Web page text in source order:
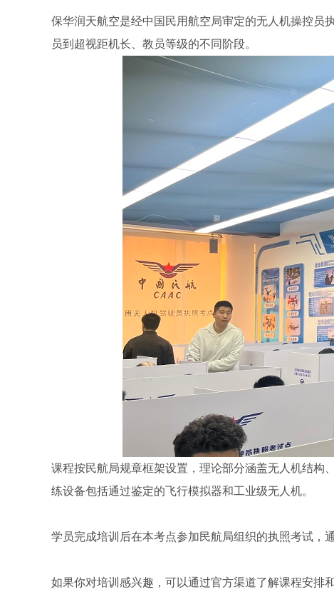
保华润天航空是经中国民用航空局审定的无人机操控员
员到超视距机长、教员等级的不同阶段。
课程按民航局规章框架设置，理论部分涵盖无人机结构
练设备包括通过鉴定的飞行模拟器和工业级无人机。
学员完成培训后在本考点参加民航局组织的执照考试，
如果你对培训感兴趣，可以通过官方渠道了解课程安排